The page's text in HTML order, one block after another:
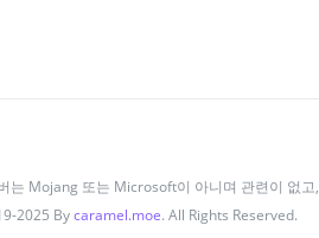
는 Mojang 또는 Microsoft이 아니며 관련이 없
2025 Bycaramel.moe. All Rights Reserved.